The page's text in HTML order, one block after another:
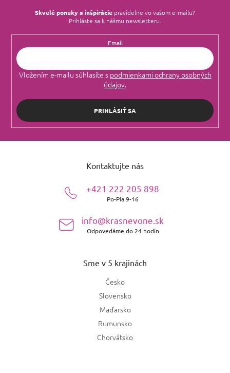
Skvelé ponuky a inšpirácie pravidelne vo vašom e‑mailu?
Prihláste sa k nášmu newsletteru.
Email
Vložením e-mailu súhlasíte s podmienkami ochrany osobných
údajov.
PRIHLÁSIŤ SA
Kontaktujte nás
+421 222 205 898
Po-Pia 9-16
info@krasnevone.sk
Odpovedáme do 24 hodín
Sme v 5 krajinách
Česko
Slovensko
Maďarsko
Rumunsko
Chorvátsko